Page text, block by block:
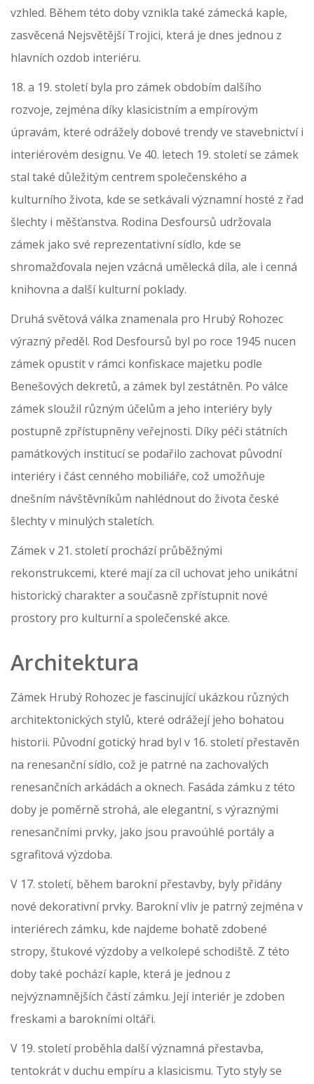
vzhled. Během této doby vznikla také zámecká kaple,
zasvěcená Nejsvětější Trojici, která je dnes jednou z
hlavních ozdob interiéru.
18. a 19. století byla pro zámek obdobím dalšího
rozvoje, zejména díky klasicistním a empírovým
úpravám, které odrážely dobové trendy ve stavebnictví i
interiérovém designu. Ve 40. letech 19. století se zámek
stal také důležitým centrem společenského a
kulturního života, kde se setkávali významní hosté z řad
šlechty i měšťanstva. Rodina Desfoursů udržovala
zámek jako své reprezentativní sídlo, kde se
shromažďovala nejen vzácná umělecká díla, ale i cenná
knihovna a další kulturní poklady.
Druhá světová válka znamenala pro Hrubý Rohozec
výrazný předěl. Rod Desfoursů byl po roce 1945 nucen
zámek opustit v rámci konfiskace majetku podle
Benešových dekretů, a zámek byl zestátněn. Po válce
zámek sloužil různým účelům a jeho interiéry byly
postupně zpřístupněny veřejnosti. Díky péči státních
památkových institucí se podařilo zachovat původní
interiéry i část cenného mobiliáře, což umožňuje
dnešním návštěvníkům nahlédnout do života české
šlechty v minulých staletích.
Zámek v 21. století prochází průběžnými
rekonstrukcemi, které mají za cíl uchovat jeho unikátní
historický charakter a současně zpřístupnit nové
prostory pro kulturní a společenské akce.
Architektura
Zámek Hrubý Rohozec je fascinující ukázkou různých
architektonických stylů, které odrážejí jeho bohatou
historii. Původní gotický hrad byl v 16. století přestavěn
na renesanční sídlo, což je patrné na zachovalých
renesančních arkádách a oknech. Fasáda zámku z této
doby je poměrně strohá, ale elegantní, s výraznými
renesančními prvky, jako jsou pravoúhlé portály a
sgrafitová výzdoba.
V 17. století, během barokní přestavby, byly přidány
nové dekorativní prvky. Barokní vliv je patrný zejména v
interiérech zámku, kde najdeme bohatě zdobené
stropy, štukové výzdoby a velkolepé schodiště. Z této
doby také pochází kaple, která je jednou z
nejvýznamnějších částí zámku. Její interiér je zdoben
freskami a barokními oltáři.
V 19. století proběhla další významná přestavba,
tentokrát v duchu empíru a klasicismu. Tyto styly se